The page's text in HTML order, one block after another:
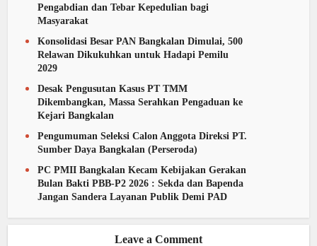
Pengabdian dan Tebar Kepedulian bagi
Masyarakat
Konsolidasi Besar PAN Bangkalan Dimulai, 500
Relawan Dikukuhkan untuk Hadapi Pemilu
2029
Desak Pengusutan Kasus PT TMM
Dikembangkan, Massa Serahkan Pengaduan ke
Kejari Bangkalan
Pengumuman Seleksi Calon Anggota Direksi PT.
Sumber Daya Bangkalan (Perseroda)
PC PMII Bangkalan Kecam Kebijakan Gerakan
Bulan Bakti PBB-P2 2026 : Sekda dan Bapenda
Jangan Sandera Layanan Publik Demi PAD
Leave a Comment